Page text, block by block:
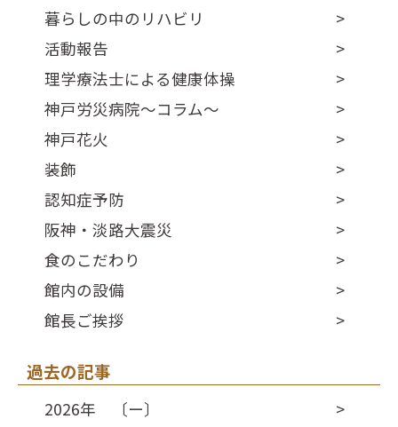
暮らしの中のリハビリ
活動報告
理学療法士による健康体操
神戸労災病院～コラム～
神戸花火
装飾
認知症予防
阪神・淡路大震災
食のこだわり
館内の設備
館長ご挨拶
過去の記事
2026年 〔ー〕